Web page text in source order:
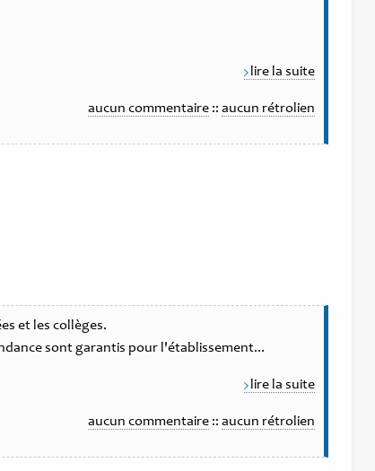
lire la suite
aucun commentaire :: aucun rétrolien
et les collèges.
sont garantis pour l'établissement...
lire la suite
aucun commentaire :: aucun rétrolien